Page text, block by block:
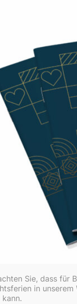
Sie, dass für
in